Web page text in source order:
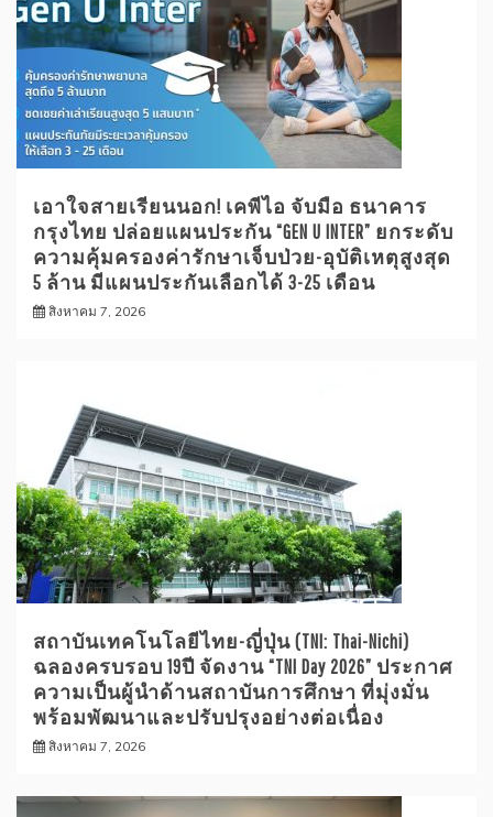
เอาใจสายเรียนนอก! เคพีไอ จับมือ ธนาคาร
กรุงไทย ปล่อยแผนประกัน “GEN U INTER” ยกระดับ
ความคุ้มครองค่ารักษาเจ็บป่วย-อุบัติเหตุสูงสุด
5 ล้าน มีแผนประกันเลือกได้ 3-25 เดือน
สิงหาคม 7, 2026
สถาบันเทคโนโลยีไทย-ญี่ปุ่น (TNI: Thai-Nichi)
ฉลองครบรอบ 19ปี จัดงาน “TNI Day 2026” ประกาศ
ความเป็นผู้นำด้านสถาบันการศึกษา ที่มุ่งมั่น
พร้อมพัฒนาและปรับปรุงอย่างต่อเนื่อง
สิงหาคม 7, 2026